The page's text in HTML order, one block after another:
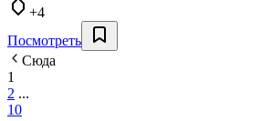
+4
Посмотреть
Сюда
1
2 ...
10